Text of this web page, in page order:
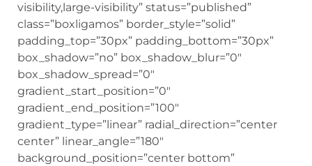
visibility,large-visibility” status=”published”
class=”boxligamos” border_style=”solid”
padding_top=”30px” padding_bottom=”30px”
box_shadow=”no” box_shadow_blur=”0″
box_shadow_spread=”0″
gradient_start_position=”0″
gradient_end_position=”100″
gradient_type=”linear” radial_direction=”center
center” linear_angle=”180″
background_position=”center bottom”